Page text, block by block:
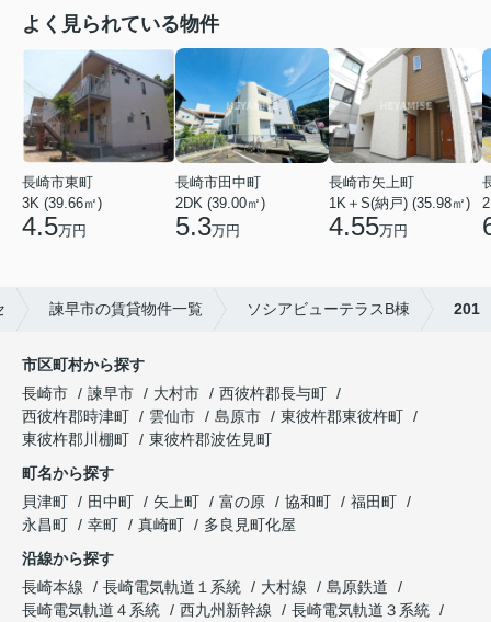
よく見られている物件
長崎市東町
3K (39.66㎡)
4.5万円
長崎市田中町
2DK (39.00㎡)
5.3万円
長崎市矢上町
1K＋S(納戸) (35.98㎡)
4.55万円
諫早市の賃貸物件一覧 ソシアビューテラスB棟 201
市区町村から探す
長崎市
諫早市 大村市
西彼杵郡長与町
西彼杵郡時津町
雲仙市 島原市
東彼杵郡東彼杵町
東彼杵郡川棚町
東彼杵郡波佐見町
町名から探す
貝津町
田中町 矢上町 富の原 協和町
福田町
永昌町
幸町 真崎町
多良見町化屋
沿線から探す
長崎本線
長崎電気軌道１系統 大村線
島原鉄道
長崎電気軌道４系統
西九州新幹線
長崎電気軌道３系統